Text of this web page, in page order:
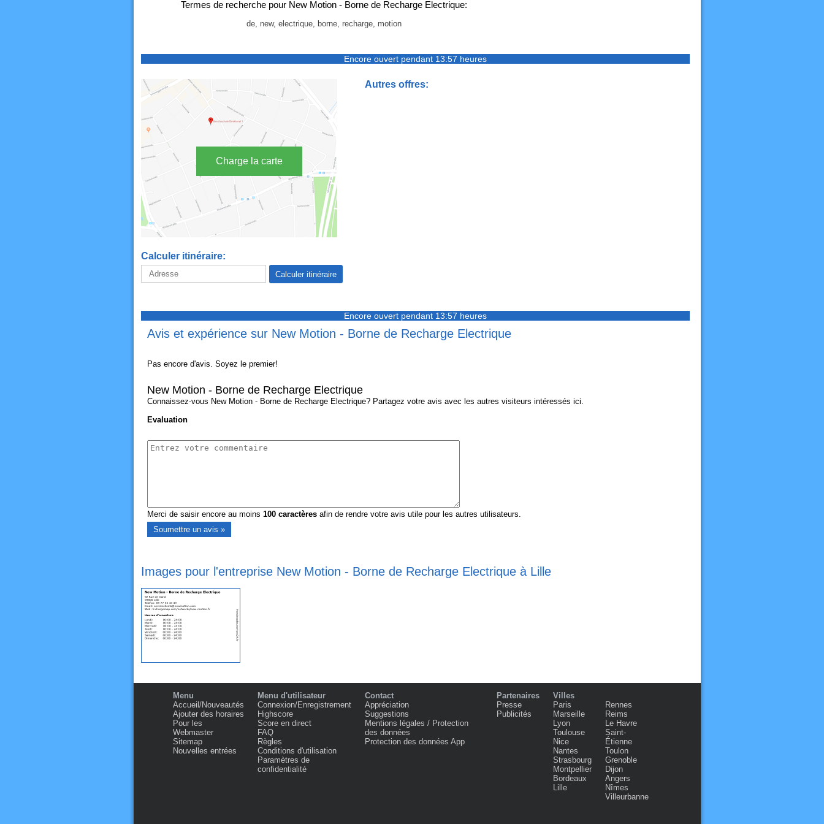
Termes de recherche pour New Motion - Borne de Recharge Electrique:
de, new, electrique, borne, recharge, motion
Encore ouvert pendant 13:57 heures
Charge la carte
Calculer itinéraire:
Autres offres:
Encore ouvert pendant 13:57 heures
Avis et expérience sur New Motion - Borne de Recharge Electrique
Pas encore d'avis. Soyez le premier!
New Motion - Borne de Recharge Electrique
Connaissez-vous New Motion - Borne de Recharge Electrique? Partagez votre avis avec les autres visiteurs intéressés ici.
Evaluation
Merci de saisir encore au moins 100caractèresafin de rendre votre avis utile pour les autres utilisateurs.
Images pour l'entreprise New Motion - Borne de Recharge Electrique à Lille
Menu
Accueil/Nouveautés
Ajouter des horaires
Pour les
Webmaster
Sitemap
Nouvelles entrées
Menu d'utilisateur
Connexion/Enregistrement
Highscore
Score en direct
FAQ
Règles
Conditions d'utilisation
Paramètres de
confidentialité
Contact
Appréciation
Suggestions
Mentions légales / Protection
des données
Protection des données App
Partenaires
Presse
Publicités
Villes
Paris
Marseille
Lyon
Toulouse
Nice
Nantes
Strasbourg
Montpellier
Bordeaux
Lille
Rennes
Reims
Le Havre
Saint-
Étienne
Toulon
Grenoble
Dijon
Angers
Nîmes
Villeurbanne